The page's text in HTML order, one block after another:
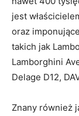
jest
oraz
takich jak
Lamborghini
Delage D12,
Znany również